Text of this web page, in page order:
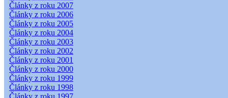
Články z roku 2007
Články z roku 2006
Články z roku 2005
Články z roku 2004
Články z roku 2003
Články z roku 2002
Články z roku 2001
Články z roku 2000
Články z roku 1999
Články z roku 1998
Články z roku 1997